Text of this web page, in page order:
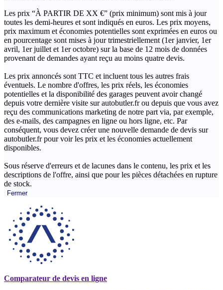
Les prix “À PARTIR DE XX €” (prix minimum) sont mis à jour
toutes les demi-heures et sont indiqués en euros. Les prix moyens,
prix maximum et économies potentielles sont exprimées en euros ou
en pourcentage sont mises à jour trimestriellement (1er janvier, 1er
avril, 1er juillet et 1er octobre) sur la base de 12 mois de données
provenant de demandes ayant reçu au moins quatre devis.
Les prix annoncés sont TTC et incluent tous les autres frais
éventuels. Le nombre d'offres, les prix réels, les économies
potentielles et la disponibilité des garages peuvent avoir changé
depuis votre dernière visite sur autobutler.fr ou depuis que vous avez
reçu des communications marketing de notre part via, par exemple,
des e-mails, des campagnes en ligne ou hors ligne, etc. Par
conséquent, vous devez créer une nouvelle demande de devis sur
autobutler.fr pour voir les prix et les économies actuellement
disponibles.
Sous réserve d'erreurs et de lacunes dans le contenu, les prix et les
descriptions de l'offre, ainsi que pour les pièces détachées en rupture
de stock.
Fermer
Comparateur de devis en ligne